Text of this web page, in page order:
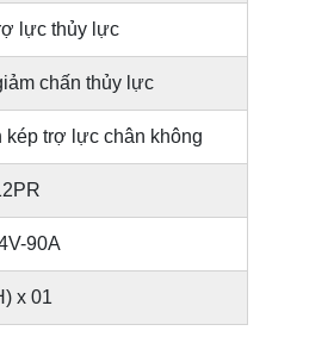
lực thủy lực
chấn thủy lực
kép trợ lực chân không
90A
x 01